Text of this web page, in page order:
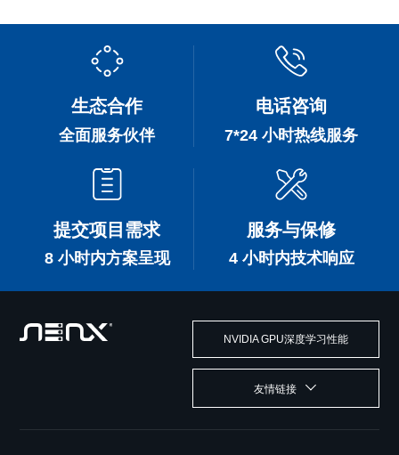
生态合作
全面服务伙伴
电话咨询
7*24 小时热线服务
提交项目需求
8 小时内方案呈现
服务与保修
4 小时内技术响应
NVIDIA GPU深度学习性能
友情链接